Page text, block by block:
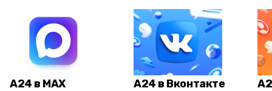
А24 в MAX А24 в Вконтакте